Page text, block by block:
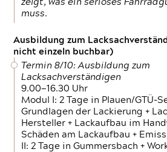
zeigt, was ein seriöses
muss.
Ausbildung zum
nicht einzeln buchbar)
Termin 8/10: Ausbildung zum
Lacksachverständigen
9.00—16.30 Uhr
Modul I: 2 Tage in Plauen/GTÜ-
Grundlagen der Lackierung +
Hersteller + Lackaufbau im
Schäden am Lackaufbau +
II: 2 Tage in Gummersbach +